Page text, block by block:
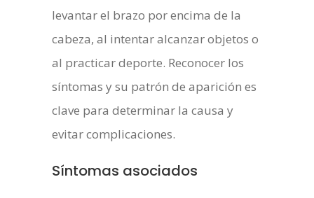
levantar el brazo por encima de la
cabeza, al intentar alcanzar objetos o
al practicar deporte. Reconocer los
síntomas y su patrón de aparición es
clave para determinar la causa y
evitar complicaciones.
Síntomas asociados